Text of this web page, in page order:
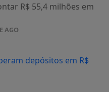
R$ 55,4 milhões em
AGO